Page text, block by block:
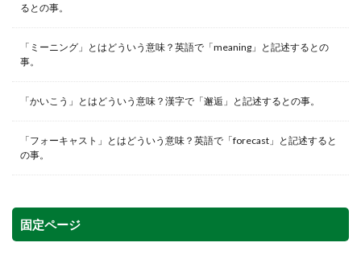
るとの事。
「ミーニング」とはどういう意味？英語で「meaning」と記述するとの
事。
「かいこう」とはどういう意味？漢字で「邂逅」と記述するとの事。
「フォーキャスト」とはどういう意味？英語で「forecast」と記述すると
の事。
固定ページ